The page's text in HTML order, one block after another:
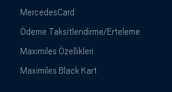
MercedesCard
Ödeme Taksitlendirme/Erteleme
Maximiles Özellikleri
Maximiles Black Kart